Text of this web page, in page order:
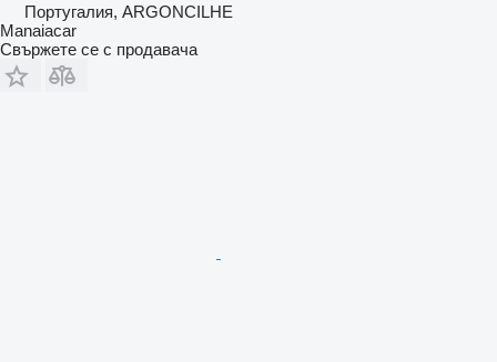
Португалия, ARGONCILHE
Manaiacar
Свържете се с продавача